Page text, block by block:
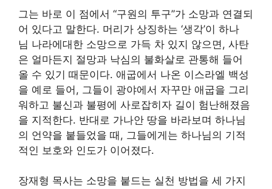
그는 바로 이 점에서 “구원의 투구”가 소망과 연결되
어 있다고 말한다. 머리가 상징하는 ‘생각’이 하나
님 나라에대한 소망으로 가득 차 있지 않으면, 사탄
은 얼마든지 절망과 낙심의 불화살로 관통해 들어
올 수 있기 때문이다. 애굽에서 나온 이스라엘 백성
을 예로 들어, 그들이 광야에서 자꾸만 애굽을 그리
워하고 불신과 불평에 사로잡히자 길이 험난해졌음
을 지적한다. 반대로 가나안 땅을 바라보며 하나님
의 언약을 붙들었을 때, 그들에게는 하나님의 기적
적인 보호와 인도가 이어졌다.
장재형 목사는 소망을 붙드는 실천 방법을 세 가지